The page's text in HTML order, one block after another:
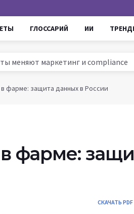
ГЛОССАРИЙ ИИ
меняют маркетинг и compliance
фарме: защита данных в России
фарме:
СКАЧАТЬ PDF